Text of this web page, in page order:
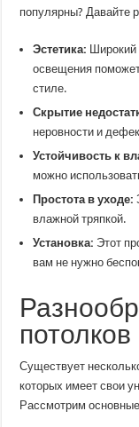
популярны? Давайте
Эстетика: Широкий
освещения
стиле.
Скрытие
неровности и
Устойчивость к
можно
Простота в уходе:
влажной тряпкой.
Установка: Этот
вам не нужно
потолков
Существует
которых имеет свои
Рассмотрим